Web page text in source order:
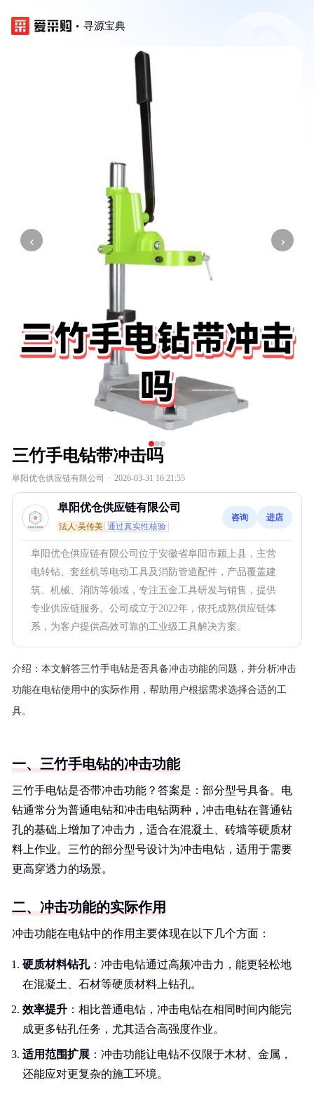
寻源宝典
‹ ›
三竹手电钻带冲击吗
阜阳优仓供应链有限公司 · 2026-03-31 16:21:55
阜阳优仓供应链有限公司
法人:吴传美 通过真实性核验
咨询 进店
阜阳优仓供应链有限公司位于安徽省阜阳市颍上县，主营
电转钻、套丝机等电动工具及消防管道配件，产品覆盖建
筑、机械、消防等领域，专注五金工具研发与销售，提供
专业供应链服务。公司成立于2022年，依托成熟供应链体
系，为客户提供高效可靠的工业级工具解决方案。
介绍： 本文解答三竹手电钻是否具备冲击功能的问题，并分析冲击
功能在电钻使用中的实际作用，帮助用户根据需求选择合适的工
具。
一、三竹手电钻的冲击功能
三竹手电钻是否带冲击功能？答案是：部分型号具备。电
钻通常分为普通电钻和冲击电钻两种，冲击电钻在普通钻
孔的基础上增加了冲击力，适合在混凝土、砖墙等硬质材
料上作业。三竹的部分型号设计为冲击电钻，适用于需要
更高穿透力的场景。
二、冲击功能的实际作用
冲击功能在电钻中的作用主要体现在以下几个方面：
硬质材料钻孔：冲击电钻通过高频冲击力，能更轻松地
在混凝土、石材等硬质材料上钻孔。
效率提升 ：相比普通电钻，冲击电钻在相同时间内能完
成更多钻孔任务，尤其适合高强度作业。
适用范围扩展 ：冲击功能让电钻不仅限于木材、金属，
还能应对更复杂的施工环境。